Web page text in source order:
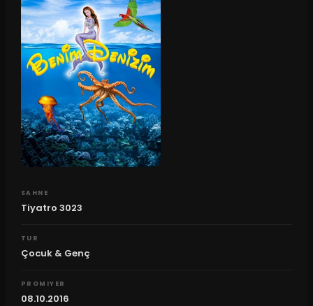
SAHNE
Tiyatro 3023
TUR
Çocuk & Genç
PROMIYER
08.10.2016